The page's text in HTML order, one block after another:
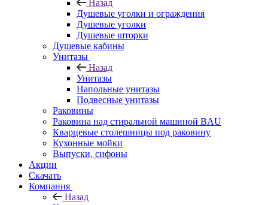
Назад
Душевые уголки и ограждения
Душевые уголки
Душевые шторки
Душевые кабины
Унитазы
Назад
Унитазы
Напольные унитазы
Подвесные унитазы
Раковины
Раковина над стиральной машиной BAU
Кварцевые столешницы под раковину
Кухонные мойки
Выпуски, сифоны
Акции
Скачать
Компания
Назад